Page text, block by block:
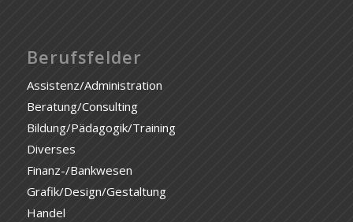
Berufsfelder
Assistenz/Administration
Beratung/Consulting
Bildung/Pädagogik/Training
Diverses
Finanz-/Bankwesen
Grafik/Design/Gestaltung
Handel